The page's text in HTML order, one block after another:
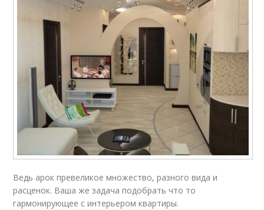
Ведь арок превеликое множество, разного вида и
расценок. Ваша же задача подобрать что то
гармонирующее с интерьером квартиры.